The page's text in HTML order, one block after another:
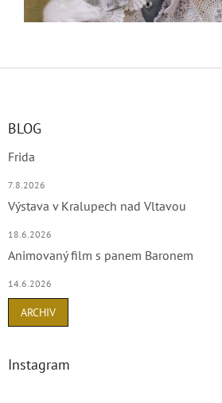
Z
BLOG
Frida
7.8.2026
Výstava v Kralupech nad Vltavou
18.6.2026
Animovaný film s panem Baronem
14.6.2026
ARCHIV
Instagram